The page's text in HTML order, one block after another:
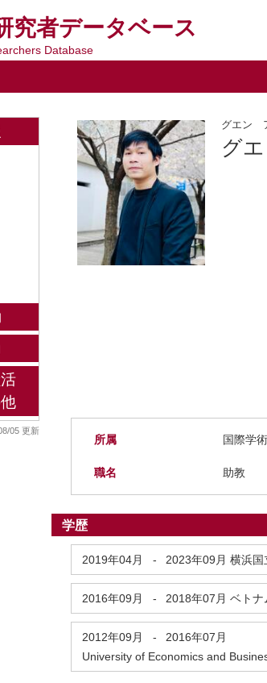
究者データベース
Database
05 更新
グエン
グ
所属 国際学
職名 助教
学歴
2019年04月 - 2023年09月 横浜
2016年09月 - 2018年07月 ベトナ
2012年09月 -
2016年07月
University of Economics and